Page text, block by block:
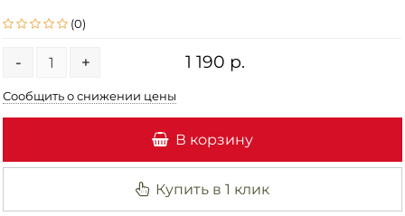
(0)
- + 1 190 р.
Сообщить о снижении цены
В корзину
Купить в 1 клик